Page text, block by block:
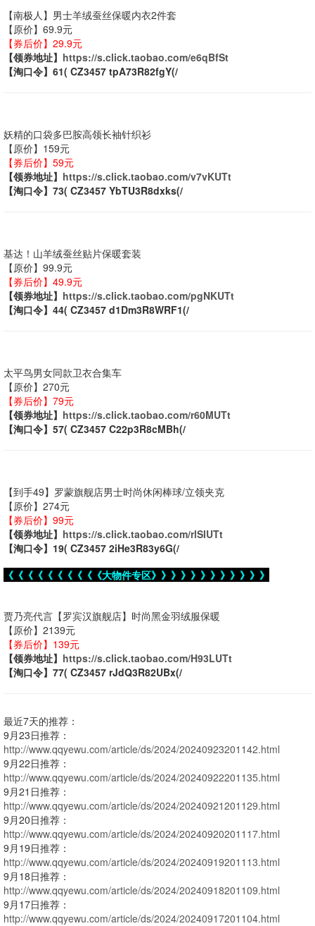
【南极人】男士羊绒蚕丝保暖内衣2件套
【原价】69.9元
【券后价】29.9元
【领券地址】 https://s.click.taobao.com/e6qBfSt
【淘口令】61( CZ3457 tpA73R82fgY(/
妖精的口袋多巴胺高领长袖针织衫
【原价】159元
【券后价】59元
【领券地址】 https://s.click.taobao.com/v7vKUTt
【淘口令】73( CZ3457 YbTU3R8dxks(/
基达！山羊绒蚕丝贴片保暖套装
【原价】99.9元
【券后价】49.9元
【领券地址】 https://s.click.taobao.com/pgNKUTt
【淘口令】44( CZ3457 d1Dm3R8WRF1(/
太平鸟男女同款卫衣合集车
【原价】270元
【券后价】79元
【领券地址】 https://s.click.taobao.com/r60MUTt
【淘口令】57( CZ3457 C22p3R8cMBh(/
【到手49】罗蒙旗舰店男士时尚休闲棒球/立领夹克
【原价】274元
【券后价】99元
【领券地址】 https://s.click.taobao.com/rlSIUTt
【淘口令】19( CZ3457 2iHe3R83y6G(/
《《《《《《《《《《大物件专区》》》》》》》》》》》》
贾乃亮代言【罗宾汉旗舰店】时尚黑金羽绒服保暖
【原价】2139元
【券后价】139元
【领券地址】 https://s.click.taobao.com/H93LUTt
【淘口令】77( CZ3457 rJdQ3R82UBx(/
最近7天的推荐：
9月23日推荐：
http://www.qqyewu.com/article/ds/2024/20240923201142.html
9月22日推荐：
http://www.qqyewu.com/article/ds/2024/20240922201135.html
9月21日推荐：
http://www.qqyewu.com/article/ds/2024/20240921201129.html
9月20日推荐：
http://www.qqyewu.com/article/ds/2024/20240920201117.html
9月19日推荐：
http://www.qqyewu.com/article/ds/2024/20240919201113.html
9月18日推荐：
http://www.qqyewu.com/article/ds/2024/20240918201109.html
9月17日推荐：
http://www.qqyewu.com/article/ds/2024/20240917201104.html